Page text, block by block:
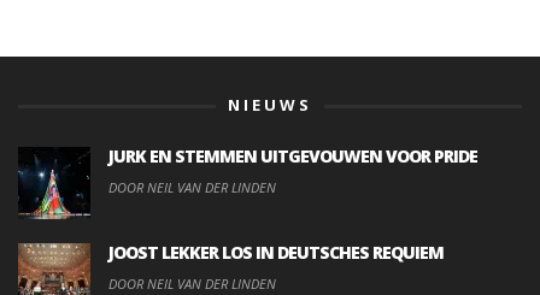
NIEUWS
JURK EN STEMMEN UITGEVOUWEN VOOR PRIDE
DOOR NEIL VAN DER LINDEN
JOOST LEKKER LOS IN DEUTSCHES REQUIEM
DOOR NEIL VAN DER LINDEN